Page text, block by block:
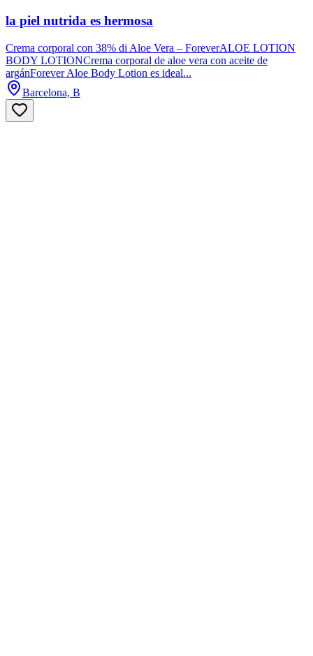
la piel nutrida es hermosa
Crema corporal con 38% di Aloe Vera – ForeverALOE LOTION
BODY LOTIONCrema corporal de aloe vera con aceite de
argánForever Aloe Body Lotion es ideal...
Barcelona, B